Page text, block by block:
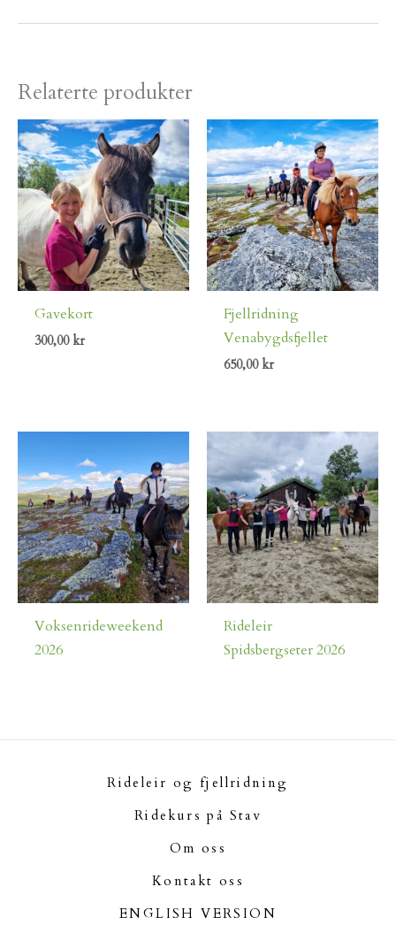
Relaterte produkter
Gavekort
300,00 kr
Fjellridning
Venabygdsfjellet
650,00 kr
Voksenrideweekend
2026
Rideleir
Spidsbergseter 2026
Rideleir og fjellridning
Ridekurs på Stav
Om oss
Kontakt oss
ENGLISH VERSION